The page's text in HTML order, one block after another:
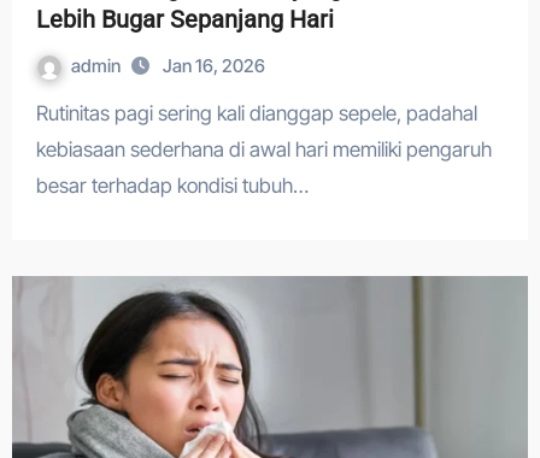
Lebih Bugar Sepanjang Hari
admin Jan 16, 2026
Rutinitas pagi sering kali dianggap sepele, padahal
kebiasaan sederhana di awal hari memiliki pengaruh
besar terhadap kondisi tubuh…